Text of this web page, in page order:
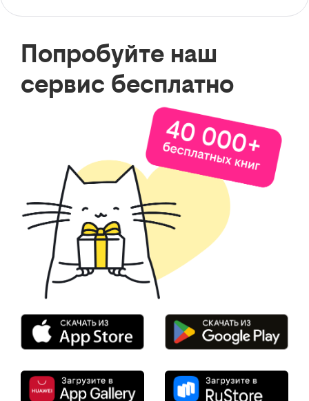
Попробуйте наш
сервис бесплатно